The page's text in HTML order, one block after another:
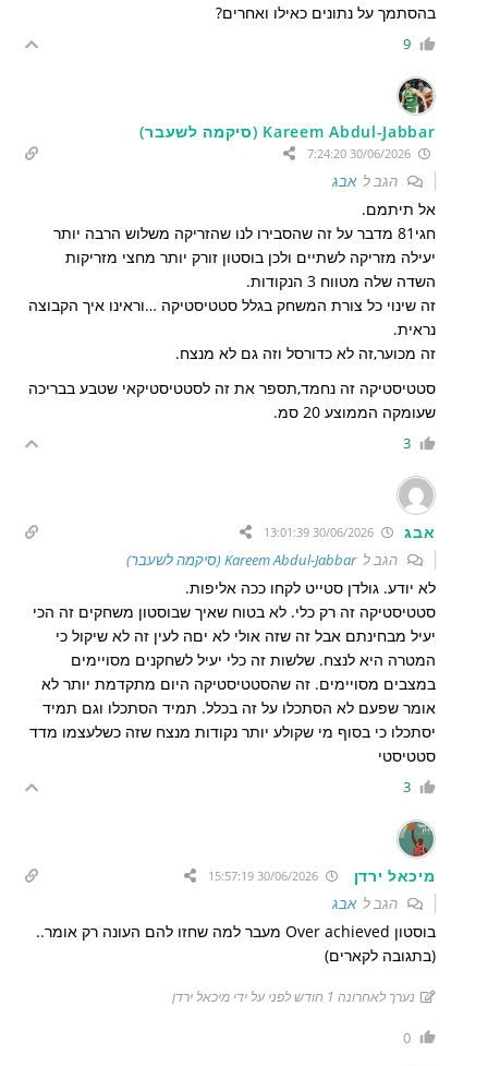
בהסתמך על נתונים כאילו ואחרים?
9
Kareem Abdul-Jabbar (סיקמה לשעבר)
30/06/2026 7:24:20
הגב לאבג
אל תיתמם.
חגי81 מדבר על זה שהסבירו לנו שהזריקה משלוש הרבה יותר
יעילה מזריקה לשתיים ולכן בוסטון זורק יותר מחצי מזריקות
השדה שלה מטווח 3 הנקודות.
זה שינוי כל צורת המשחק בגלל סטטיסטיקה …וראינו איך הקבוצה
נראית.
זה מכוער,זה לא כדורסל וזה גם לא מנצח.
סטטיסטיקה זה נחמד,תספר את זה לסטטיסטיקאי שטבע בבריכה
שעומקה הממוצע 20 סמ.
3
אבג
הגב לKareem Abdul-Jabbar (סיקמה לשעבר)
לא יודע. גולדן סטייט לקחו ככה אליפות.
סטטיסטיקה זה רק כלי. לא בטוח שאיך שבוסטון משחקים זה הכי
יעיל מבחינתם אבל זה שזה אולי לא יםה לעין זה לא שיקול כי
המטרה היא לנצח. שלשות זה כלי יעיל לשחקנים מסויימים
במצבים מסויימים. זה שהסטטיסטיקה היום מתקדמת יותר לא
אומר שפעם לא הסתכלו על זה בכלל. תמיד הסתכלו וגם תמיד
יסתכלו כי בסוף מי שקולע יותר נקודות מנצח שזה כשלעצמו מדד
סטטיסטי
3
מיכאל ירדן 30/06/2026 15:57:19
הגב לאבג
בוסטון Over achieved מעבר למה שחזו להם העונה רק אומר..
(בתגובה לקארים)
נערך לאחרונה 1 חודש לפני על ידי מיכאל ירדן
0